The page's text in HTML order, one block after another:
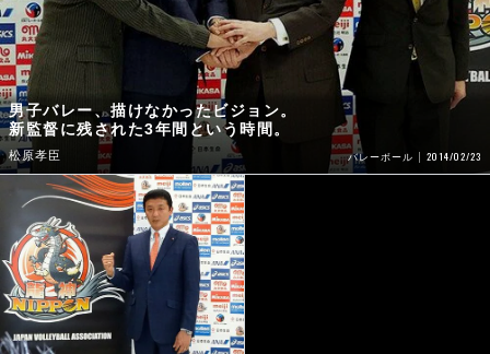
男子バレー、描けなかったビジョン。
新監督に残された3年間という時間。
松原孝臣 バレーボール 2014/02/23